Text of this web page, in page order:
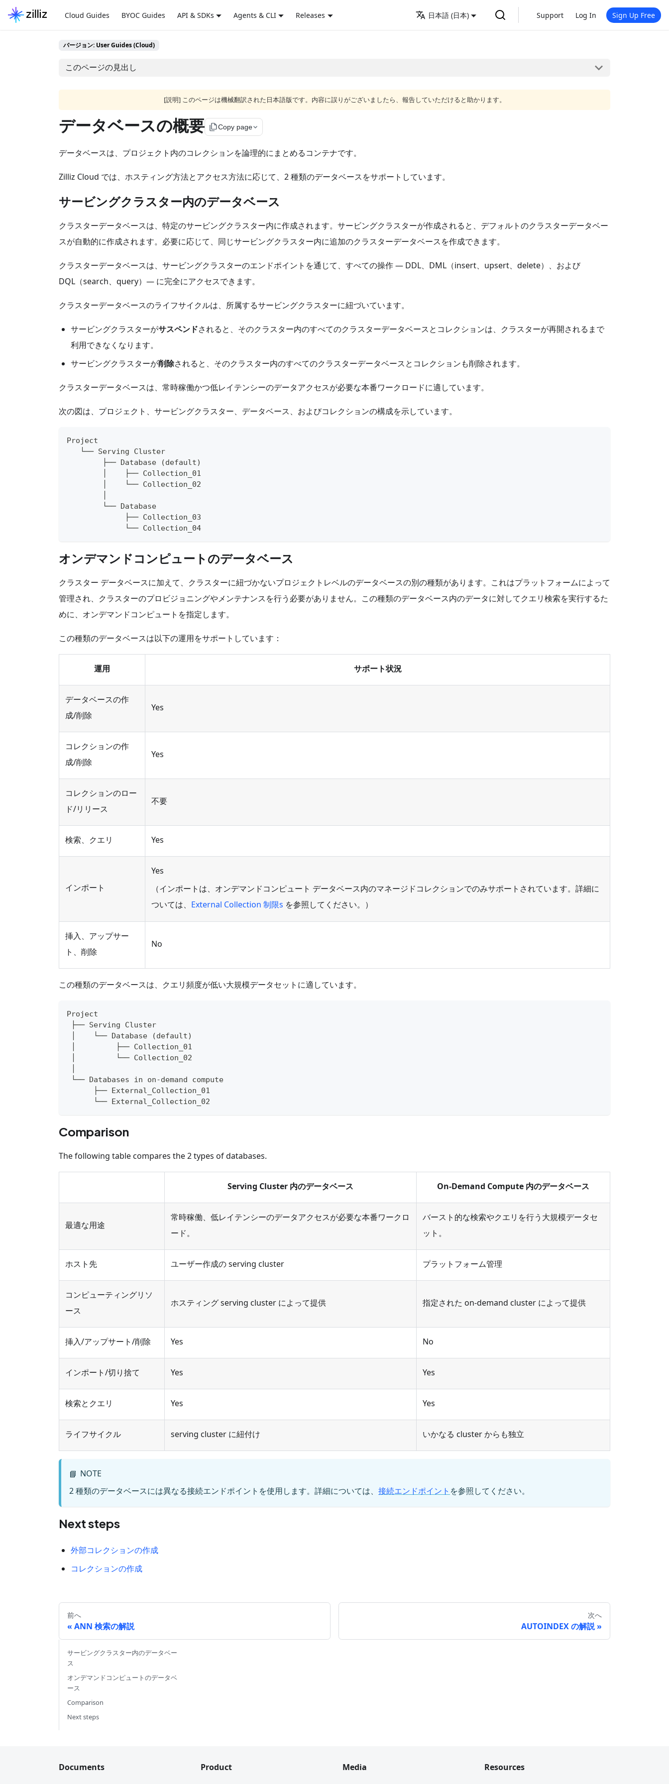
Cloud Guides BYOC Guides API & SDKs Agents & CLI Releases 日本語 (日本) Support Log In Sign Up Free
バージョン: User Guides (Cloud)
このページの見出し
[説明] このページは機械翻訳された日本語版です。内容に誤りがございましたら、報告していただけると助かります。
データベースの概要 file_copyCopy page
データベースは、プロジェクト内のコレクションを論理的にまとめるコンテナです。
Zilliz Cloud では、ホスティング方法とアクセス方法に応じて、2 種類のデータベースをサポートしています。
サービングクラスター内のデータベース
クラスターデータベースは、特定のサービングクラスター内に作成されます。サービングクラスターが作成されると、デフォルトのクラスターデータベー
スが自動的に作成されます。必要に応じて、同じサービングクラスター内に追加のクラスターデータベースを作成できます。
クラスターデータベースは、サービングクラスターのエンドポイントを通じて、すべての操作 — DDL、DML（insert、upsert、delete）、および
DQL（search、query）— に完全にアクセスできます。
クラスターデータベースのライフサイクルは、所属するサービングクラスターに紐づいています。
サービングクラスターがサスペンドされると、そのクラスター内のすべてのクラスターデータベースとコレクションは、クラスターが再開されるまで
利用できなくなります。
サービングクラスターが削除されると、そのクラスター内のすべてのクラスターデータベースとコレクションも削除されます。
クラスターデータベースは、常時稼働かつ低レイテンシーのデータアクセスが必要な本番ワークロードに適しています。
次の図は、プロジェクト、サービングクラスター、データベース、およびコレクションの構成を示しています。
   └── Serving Cluster
├── Database
        │    ├── Collection_01
│    └──
        └── Database
├──
             └── Collection_04
オンデマンドコンピュートのデータベース
クラスター データベースに加えて、クラスターに紐づかないプロジェクトレベルのデータベースの別の種類があります。これはプラットフォームによって
管理され、クラスターのプロビジョニングやメンテナンスを行う必要がありません。この種類のデータベース内のデータに対してクエリ検索を実行するた
めに、オンデマンドコンピュートを指定します。
この種類のデータベースは以下の運用をサポートしています：
運用 サポート状況
データベースの作
成/削除
Yes
コレクションの作
成/削除
Yes
コレクションのロー
ド/リリース
不要
検索、クエリ Yes
インポート
Yes
（インポートは、オンデマンドコンピュート データベース内のマネージドコレクションでのみサポートされています。詳細に
ついては、 External Collection 制限s を参照してください。）
挿入、アップサー
ト、削除
No
この種類のデータベースは、クエリ頻度が低い大規模データセットに適しています。
Project
├── Serving Cluster
│    └── Database (default)
│         ├── Collection_01
│         └──
└── Databases in on-demand compute
      ├── External_Collection_01
      └── External_Collection_02
Comparison
The following table compares the 2 types of databases.
Serving Cluster 内のデータベース On-Demand Compute 内のデータベース
最適な用途
常時稼働、低レイテンシーのデータアクセスが必要な本番ワークロ
ード。
バースト的な検索やクエリを行う大規模データセ
ット。
ホスト先 ユーザー作成の serving cluster プラットフォーム管理
コンピューティングリソ
ース
ホスティング serving cluster によって提供 指定された on-demand cluster によって提供
挿入/アップサート/削除 Yes No
インポート/切り捨て Yes Yes
検索とクエリ Yes Yes
ライフサイクル serving cluster に紐付け いかなる cluster からも独立
📘 NOTE
2 種類のデータベースには異なる接続エンドポイントを使用します。詳細については、 接続エンドポイント を参照してください。
Next steps
外部コレクションの作成
コレクションの作成
前へ
ANN 検索の解説
次へ
AUTOINDEX の解説
サービングクラスター内のデータベー
ス
オンデマンドコンピュートのデータベ
ース
Comparison
Next steps
Documents
Product
Media
Resources